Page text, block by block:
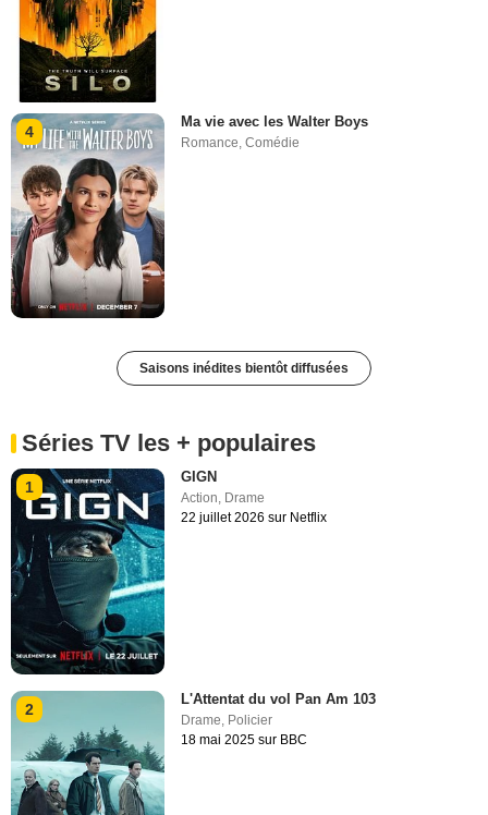
4
Ma vie avec les Walter Boys
Romance,Comédie
Saisons inédites bientôt diffusées
Séries TV les + populaires
1
GIGN
Action, Drame
22 juillet 2026 sur Netflix
2
L'Attentat du vol Pan Am 103
Drame Policier
18 mai 2025 sur BBC